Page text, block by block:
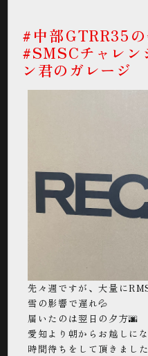
#中部GTRR35
#SMSCチャレン
ン君のガレージ
先々週ですが、大量に
雪の影響で遅れ💦
届いたのは翌日の夕方🌆
愛知より朝からお越しにな
時間待ちをして頂きました